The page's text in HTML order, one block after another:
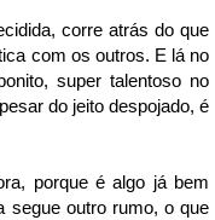
corre atrás do que
com os outros. E lá no
super talentoso no
do jeito despojado, é
porque é algo já bem
segue outro rumo, o que